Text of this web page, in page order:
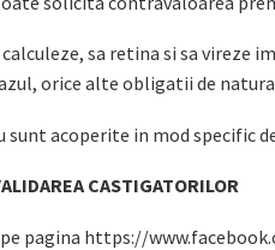
sa retina si sa
orice alte obligatii de
sunt acoperite in mod specific
CASTIGATORILOR
pagina https://